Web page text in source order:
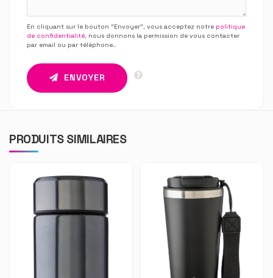
En cliquant sur le bouton “Envoyer”, vous acceptez notre politique
de confidentialité, nous donnons la permission de vous contacter
par email ou par téléphone..
ENVOYER
PRODUITS SIMILAIRES